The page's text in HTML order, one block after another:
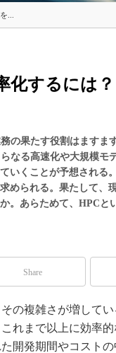
...
化するには
の果たす役割はますま
なる高速化や大規模モ
いくことが予想される
められる。果たして、
。あらためて、HPCと
Share
の複雑さが増してい
れまで以上に効率
開発期間やコスト